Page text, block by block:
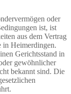
oder
ist, ist
aus dem Vertrag
Heimerdingen.
Gerichtsstand in
gewöhnlicher
bekannt sind. Die